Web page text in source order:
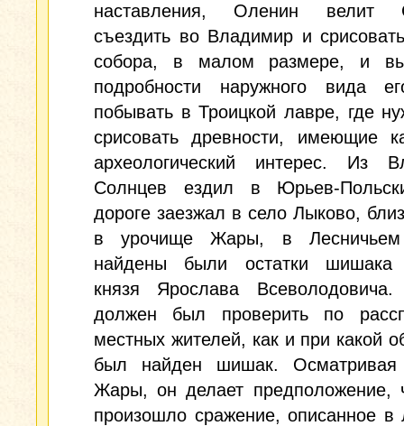
наставления, Оленин велит
съездить во Владимир и
собора, в малом размере, и
подробности наружного вида
побывать в Троицкой лавре, где
срисовать древности, имеющие
археологический интерес. Из
Солнцев ездил в Юрьев-
дороге заезжал в село Лыково,
в урочище Жары, в Лесничьем
найдены были остатки шишака
князя Ярослава
должен был проверить по
местных жителей, как и при какой
был найден шишак. Осматривая
Жары, он делает предположение,
произошло сражение, описанное в